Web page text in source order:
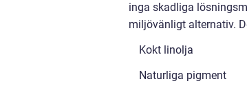
inga skadliga
miljövänligt alternativ.
Kokt linolja
Naturliga pigment